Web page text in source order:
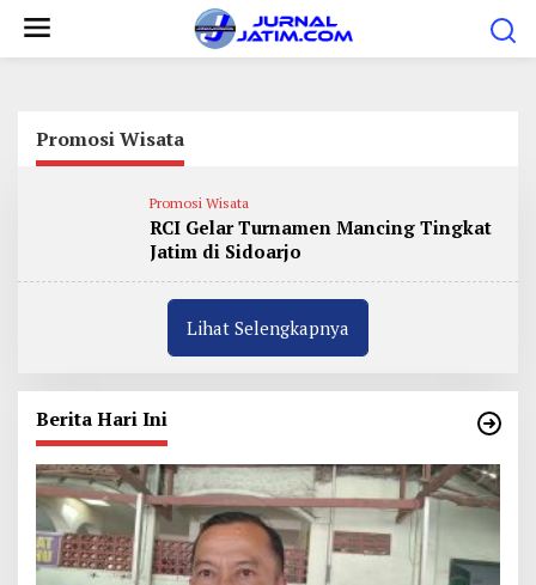
Promosi Wisata
Promosi Wisata
RCI Gelar Turnamen Mancing Tingkat
Jatim di Sidoarjo
Lihat Selengkapnya
Berita Hari Ini